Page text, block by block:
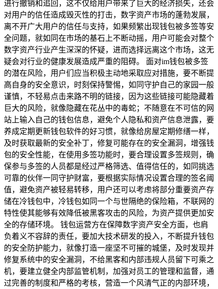
进行撤销和追回，这不仅给用户带来了巨大的经济损失，还会
对用户的信任造成毁灭性的打击，数字资产市场的蓬勃发展，
离不开广大用户的信任与支持，如果频繁出现钱包被多签等安
全问题，就如同在市场的基石上不断动摇，用户可能会对整个
数字资产行业产生深深的怀疑，进而选择远离这个市场，这无
疑会对行业的健康发展造成严重的阻碍。 面对im钱包被多签
的潜在风险，用户们应当积极主动地采取应对措施，要不断提
高自身的安全意识，时刻保持警惕，如同守护自己的家园一般
谨慎，不轻易点击来路不明的链接，因为这些链接可能隐藏着
巨大的风险，就像隐藏在花丛中的毒蛇；不随意在不可信的网
站上输入自己的钱包信息，避免个人隐私和资产信息泄露，要
养成定期更新钱包软件的好习惯，就像给房屋定期修缮一样，
及时获取最新的安全补丁，修复可能存在的安全漏洞，增强钱
包的安全性能，在使用多签功能时，要合理设置多签规则，确
保参与多签的人员都是经过严格筛选、值得信任的，如同挑选
可靠的伙伴一同守护财富，要根据实际情况设置合理的签名阈
值，避免资产被轻易转移，用户还可以考虑将部分重要资产存
储在冷钱包中，冷钱包如同一个与世隔绝的保险箱，不联网的
特性使其能够有效降低被黑客攻击的风险，为资产提供更加安
全的存储环境。 钱包运营方在保障数字资产安全方面，也肩
负着义不容辞的责任，要加大技术研发的投入，不断提升钱包
的安全防护能力，就像打造一座坚不可摧的城堡，及时发现并
修复系统中的安全漏洞，不给黑客和内部违规人员留下可乘之
机，要建立健全内部监管机制，加强对员工的管理和监督，通
过完善的制度和严格的考核，营造一个风清气正的内部环境，